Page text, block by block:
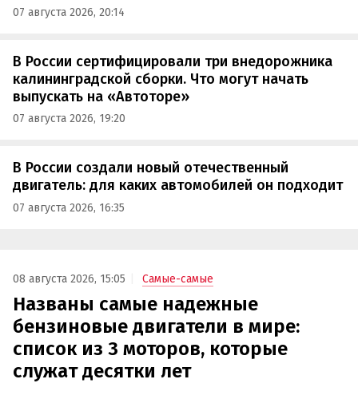
07 августа 2026, 20:14
В России сертифицировали три внедорожника
калининградской сборки. Что могут начать
выпускать на «Автоторе»
07 августа 2026, 19:20
В России создали новый отечественный
двигатель: для каких автомобилей он подходит
07 августа 2026, 16:35
08 августа 2026, 15:05 Самые-самые
Названы самые надежные
бензиновые двигатели в мире:
список из 3 моторов, которые
служат десятки лет